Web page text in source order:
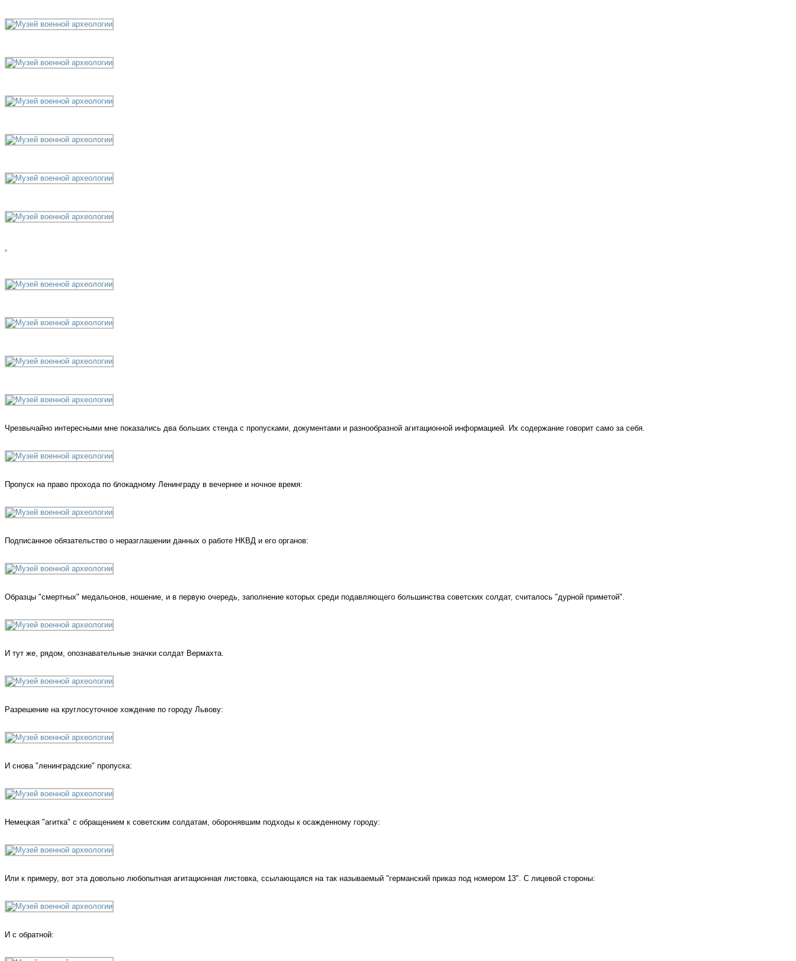
Чрезвычайно интересными мне показались два больших стенда с пропусками, документами и разнообразной агитационной информацией. Их содержание говорит само за себя.
Пропуск на право прохода по блокадному Ленинграду в вечернее и ночное время:
Подписанное обязательство о неразглашении данных о работе НКВД и его органов:
Образцы "смертных" медальонов, ношение, и в первую очередь, заполнение которых среди подавляющего большинства советских солдат, считалось "дурной приметой".
И тут же, рядом, опознавательные значки солдат Вермахта.
Разрешение на круглосуточное хождение по городу Львову:
И снова "ленинградские" пропуска:
Немецкая "агитка" с обращением к советским солдатам, оборонявшим подходы к осажденному городу:
Или к примеру, вот эта довольно любопытная агитационная листовка, ссылающаяся на так называемый "германский приказ под номером 13". С лицевой стороны:
И с обратной: